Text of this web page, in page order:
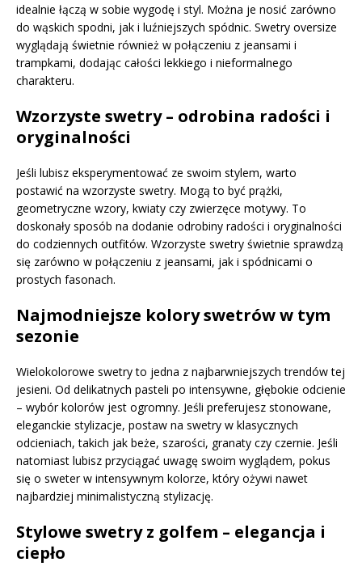
idealnie łączą w sobie wygodę i styl. Można je nosić zarówno
do wąskich spodni, jak i luźniejszych spódnic. Swetry oversize
wyglądają świetnie również w połączeniu z jeansami i
trampkami, dodając całości lekkiego i nieformalnego
charakteru.
Wzorzyste swetry – odrobina radości i
oryginalności
Jeśli lubisz eksperymentować ze swoim stylem, warto
postawić na wzorzyste swetry. Mogą to być prążki,
geometryczne wzory, kwiaty czy zwierzęce motywy. To
doskonały sposób na dodanie odrobiny radości i oryginalności
do codziennych outfitów. Wzorzyste swetry świetnie sprawdzą
się zarówno w połączeniu z jeansami, jak i spódnicami o
prostych fasonach.
Najmodniejsze kolory swetrów w tym
sezonie
Wielokolorowe swetry to jedna z najbarwniejszych trendów tej
jesieni. Od delikatnych pasteli po intensywne, głębokie odcienie
– wybór kolorów jest ogromny. Jeśli preferujesz stonowane,
eleganckie stylizacje, postaw na swetry w klasycznych
odcieniach, takich jak beże, szarości, granaty czy czernie. Jeśli
natomiast lubisz przyciągać uwagę swoim wyglądem, pokus
się o sweter w intensywnym kolorze, który ożywi nawet
najbardziej minimalistyczną stylizację.
Stylowe swetry z golfem – elegancja i
ciepło